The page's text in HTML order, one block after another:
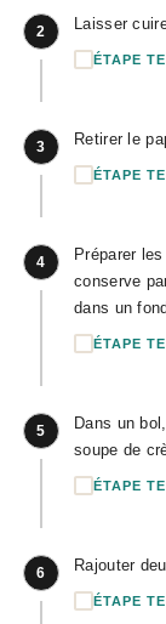
2 Laisser
ÉTAPE
3 Retirer le
ÉTAPE
4
Préparer
conserve
dans un
ÉTAPE
5
Dans un
soupe de
ÉTAPE
6 Rajouter
ÉTAPE